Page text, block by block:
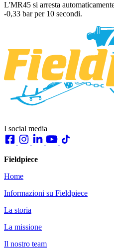
L'MR45 si arresta
-0,33 bar per 10 secondi.
I social media
Fieldpiece
Home
Informazioni su Fieldpiece
La storia
La missione
Il nostro team